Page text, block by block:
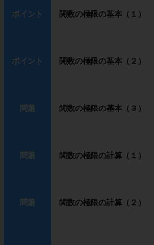
ポイント 関数の極限の基本（１）
ポイント 関数の極限の基本（２）
問題 関数の極限の基本（３）
問題 関数の極限の計算（１）
問題 関数の極限の計算（２）